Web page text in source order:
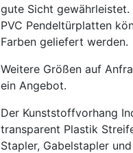
gute Sicht
PVC Pendeltürplatten
Farben geliefert werden.
Weitere Größen auf
ein Angebot.
Der Kunststoffvorhang
transparent Plastik
Stapler, Gabelstapler